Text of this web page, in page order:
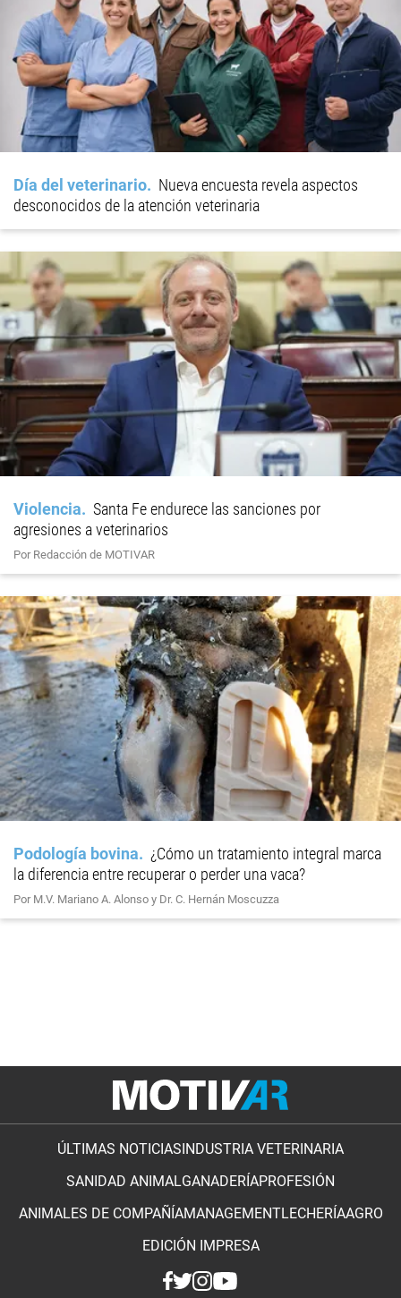
Día del veterinario
Nueva encuesta revela aspectos
desconocidos de la atención veterinaria
Violencia
Santa Fe endurece las sanciones por
agresiones a veterinarios
Por Redacción de MOTIVAR
Podología bovina
¿Cómo un tratamiento integral marca
la diferencia entre recuperar o perder una vaca?
Por M.V. Mariano A. Alonso y Dr. C. Hernán Moscuzza
ÚLTIMAS NOTICIASINDUSTRIA VETERINARIA
SANIDAD ANIMALGANADERÍAPROFESIÓN
ANIMALES DE COMPAÑÍAMANAGEMENTLECHERÍAAGRO
EDICIÓN IMPRESA